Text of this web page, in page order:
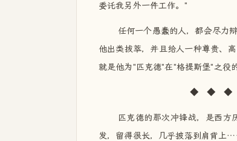
委讬我另外一件工作。"
任何一个愚蠢的人，都会尽力
他出类拔萃，并且给人一种尊贵、
就是他为"匹克德"在"格提斯堡"之役
◆ ◆ ◆ ◆
匹克德的那次冲锋战，是西方
发，留得很长，几乎披落到肩背上